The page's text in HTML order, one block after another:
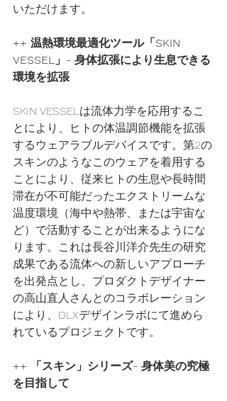
いただけます。
++ 温熱環境最適化ツール「SKIN
VESSEL」- 身体拡張により生息できる
環境を拡張
SKIN VESSELは流体力学を応用するこ
とにより、ヒトの体温調節機能を拡張
するウェアラブルデバイスです。第2の
スキンのようなこのウェアを着用する
ことにより、従来ヒトの生息や長時間
滞在が不可能だったエクストリームな
温度環境（海中や熱帯、または宇宙な
ど）で活動することが出来るようにな
ります。これは長谷川洋介先生の研究
成果である流体への新しいアプローチ
を出発点とし、プロダクトデザイナー
の高山直人さんとのコラボレーション
により、DLXデザインラボにて進めら
れているプロジェクトです。
++ 「スキン」シリーズ- 身体美の究極
を目指して